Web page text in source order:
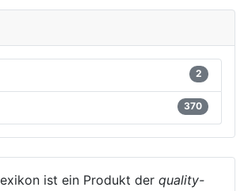
2
370
ist ein Produkt der quality-